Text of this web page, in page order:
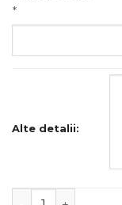
*
Alte detalii:
Cantitate